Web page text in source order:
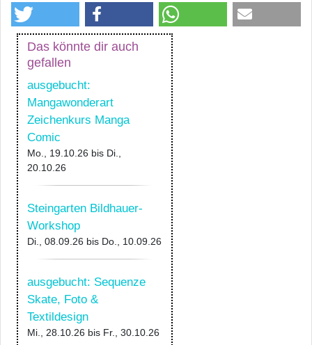
Das könnte dir auch
gefallen
ausgebucht:
Mangawonderart
Zeichenkurs Manga
Comic
Mo., 19.10.26 bis Di.,
20.10.26
Steingarten Bildhauer-
Workshop
Di., 08.09.26 bis Do., 10.09.26
ausgebucht: Sequenze
Skate, Foto &
Textildesign
Mi., 28.10.26 bis Fr., 30.10.26